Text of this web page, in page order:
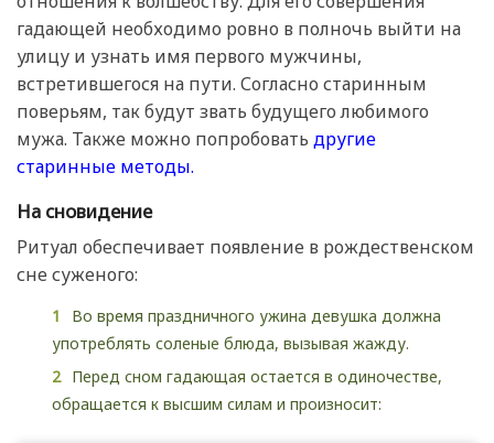
гадающей необходимо ровно в полночь выйти на
улицу и узнать имя первого мужчины,
встретившегося на пути. Согласно старинным
поверьям, так будут звать будущего любимого
мужа. Также можно попробовать другие
старинные методы.
На сновидение
Ритуал обеспечивает появление в рождественском
сне суженого:
Во время праздничного ужина девушка должна
употреблять соленые блюда, вызывая жажду.
Перед сном гадающая остается в одиночестве,
обращается к высшим силам и произносит: